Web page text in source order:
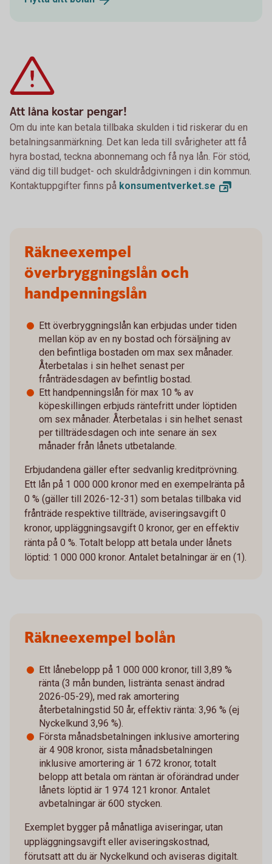
Att låna kostar pengar!
Om du inte kan betala tillbaka skulden i tid riskerar du en
betalningsanmärkning. Det kan leda till svårigheter att få
hyra bostad, teckna abonnemang och få nya lån. För stöd,
vänd dig till budget- och skuldrådgivningen i din kommun.
Kontaktuppgifter finns på konsumentverket.se
Räkneexempel
överbryggningslån och
handpenningslån
Ett överbryggningslån kan erbjudas under tiden
mellan köp av en ny bostad och försäljning av
den befintliga bostaden om max sex månader.
Återbetalas i sin helhet senast per
frånträdesdagen av befintlig bostad.
Ett handpenningslån för max 10 % av
köpeskillingen erbjuds räntefritt under löptiden
om sex månader. Återbetalas i sin helhet senast
per tillträdesdagen och inte senare än sex
månader från lånets utbetalande.
Erbjudandena gäller efter sedvanlig kreditprövning.
Ett lån på 1 000 000 kronor med en exempelränta på
0 % (gäller till 2026-12-31) som betalas tillbaka vid
frånträde respektive tillträde, aviseringsavgift 0
kronor, uppläggningsavgift 0 kronor, ger en effektiv
ränta på 0 %. Totalt belopp att betala under lånets
löptid: 1 000 000 kronor. Antalet betalningar är en (1).
Räkneexempel bolån
Ett lånebelopp på 1 000 000 kronor, till 3,89 %
ränta (3 mån bunden, listränta senast ändrad
2026-05-29), med rak amortering
återbetalningstid 50 år, effektiv ränta: 3,96 % (ej
Nyckelkund 3,96 %).
Första månadsbetalningen inklusive amortering
är 4 908 kronor, sista månadsbetalningen
inklusive amortering är 1 672 kronor, totalt
belopp att betala om räntan är oförändrad under
lånets löptid är 1 974 121 kronor. Antalet
avbetalningar är 600 stycken.
Exemplet bygger på månatliga aviseringar, utan
uppläggningsavgift eller aviseringskostnad,
förutsatt att du är Nyckelkund och aviseras digitalt.